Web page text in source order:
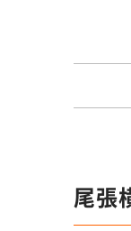
尾張